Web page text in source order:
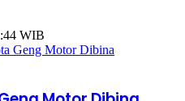
WIB